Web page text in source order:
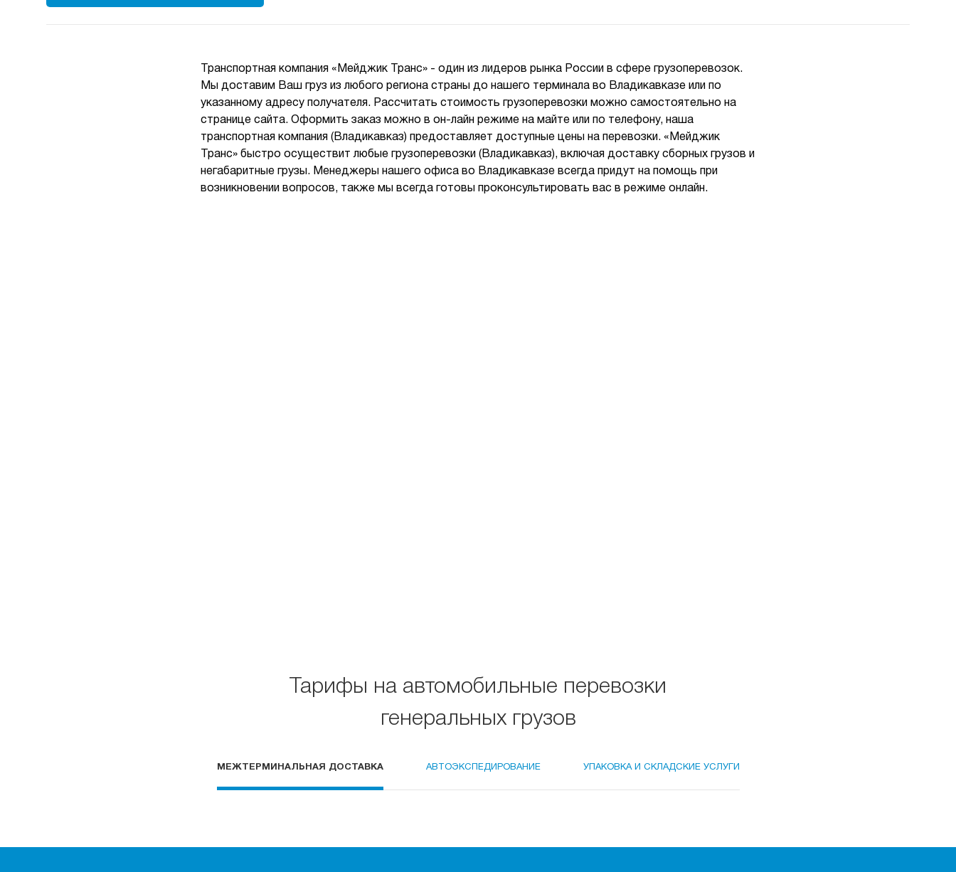
Транспортная компания «Мейджик Транс» - один из лидеров рынка России в сфере грузоперевозок.
Мы доставим Ваш груз из любого региона страны до нашего терминала во Владикавказе или по
указанному адресу получателя. Рассчитать стоимость грузоперевозки можно самостоятельно на
странице сайта. Оформить заказ можно в он-лайн режиме на майте или по телефону, наша
транспортная компания (Владикавказ) предоставляет доступные цены на перевозки. «Мейджик
Транс» быстро осуществит любые грузоперевозки (Владикавказ), включая доставку сборных грузов и
негабаритные грузы. Менеджеры нашего офиса во Владикавказе всегда придут на помощь при
возникновении вопросов, также мы всегда готовы проконсультировать вас в режиме онлайн.
Тарифы на автомобильные перевозки
генеральных грузов
МЕЖТЕРМИНАЛЬНАЯ ДОСТАВКА АВТОЭКСПЕДИРОВАНИЕ УПАКОВКА И СКЛАДСКИЕ УСЛУГИ